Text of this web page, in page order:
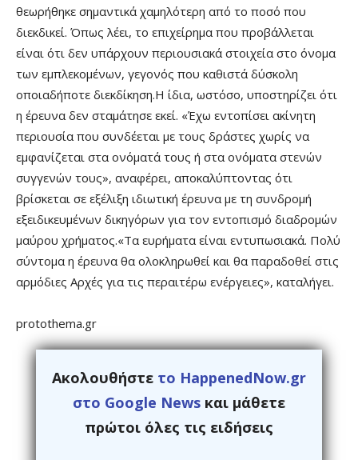
θεωρήθηκε σημαντικά χαμηλότερη από το ποσό που
διεκδικεί. Όπως λέει, το επιχείρημα που προβάλλεται
είναι ότι δεν υπάρχουν περιουσιακά στοιχεία στο όνομα
των εμπλεκομένων, γεγονός που καθιστά δύσκολη
οποιαδήποτε διεκδίκηση.Η ίδια, ωστόσο, υποστηρίζει ότι
η έρευνα δεν σταμάτησε εκεί. «Έχω εντοπίσει ακίνητη
περιουσία που συνδέεται με τους δράστες χωρίς να
εμφανίζεται στα ονόματά τους ή στα ονόματα στενών
συγγενών τους», αναφέρει, αποκαλύπτοντας ότι
βρίσκεται σε εξέλιξη ιδιωτική έρευνα με τη συνδρομή
εξειδικευμένων δικηγόρων για τον εντοπισμό διαδρομών
μαύρου χρήματος.«Τα ευρήματα είναι εντυπωσιακά. Πολύ
σύντομα η έρευνα θα ολοκληρωθεί και θα παραδοθεί στις
αρμόδιες Αρχές για τις περαιτέρω ενέργειες», καταλήγει.
protothema.gr
Ακολουθήστε το HappenedNow.gr
στο Google News και μάθετε
πρώτοι όλες τις ειδήσεις